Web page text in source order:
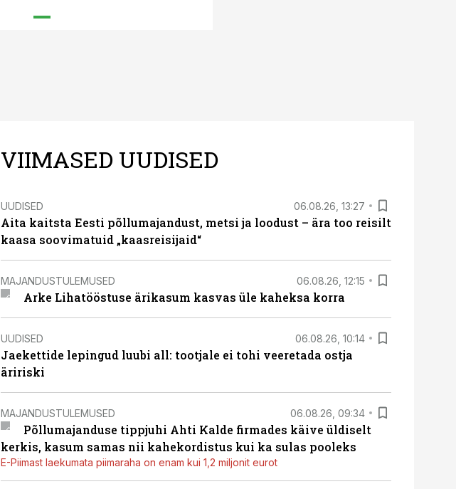
VIIMASED UUDISED
UUDISED 06.08.26, 13:27
Aita kaitsta Eesti põllumajandust, metsi ja loodust – ära too reisilt
kaasa soovimatuid „kaasreisijaid“
MAJANDUSTULEMUSED 06.08.26, 12:15
Arke Lihatööstuse ärikasum kasvas üle kaheksa korra
UUDISED 06.08.26, 10:14
Jaekettide lepingud luubi all: tootjale ei tohi veeretada ostja
äririski
MAJANDUSTULEMUSED 06.08.26, 09:34
Põllumajanduse tippjuhi Ahti Kalde firmades käive üldiselt
kerkis, kasum samas nii kahekordistus kui ka sulas pooleks
E-Piimast laekumata piimaraha on enam kui 1,2 miljonit eurot